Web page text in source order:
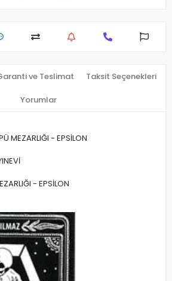
ve Teslimat Taksit Seçenekleri
Yorumlar
MEZARLIĞI - EPSİLON
- EPSİLON